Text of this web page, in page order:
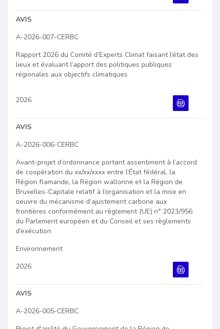
Document PDF
AVIS
A-2026-007-CERBC
Rapport 2026 du Comité d’Experts Climat faisant l’état des
lieux et évaluant l’apport des politiques publiques
régionales aux objectifs climatiques
2026
Document PDF
AVIS
A-2026-006-CERBC
Avant-projet d’ordonnance portant assentiment à l’accord
de coopération du xx/xx/xxxx entre l’État fédéral, la
Région flamande, la Région wallonne et la Région de
Bruxelles-Capitale relatif à l’organisation et la mise en
oeuvre du mécanisme d’ajustement carbone aux
frontières conformément au règlement (UE) n° 2023/956
du Parlement européen et du Conseil et ses règlements
d’exécution
Environnement
2026
Document PDF
AVIS
A-2026-005-CERBC